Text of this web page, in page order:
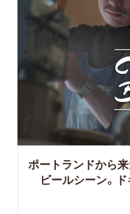
ポートランドから
ビールシーン。